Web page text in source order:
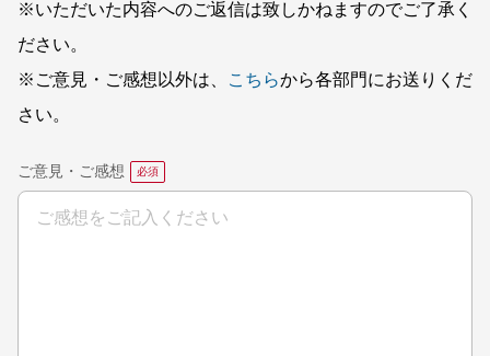
※いただいた内容へのご返信は致しかねますのでご了承く
ださい。
※ご意見・ご感想以外は、
こちらから各部門にお送りくだ
さい。
ご意見・ご感想